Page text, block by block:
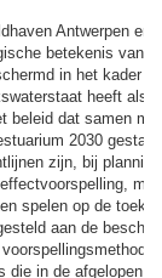
Antwerpen en
betekenis van
in het kader
heeft als
beleid dat samen
2030
zijn, bij
spelen op de
aan de
die in de afgelopen